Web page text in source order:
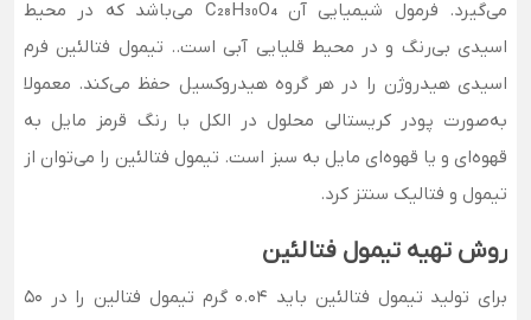
می‌گیرد. فرمول شیمیایی آن C₂₈H₃₀O₄ می‌باشد که در محیط
اسیدی بی‌رنگ و در محیط قلیایی آبی است.. تیمول فتالئین فرم
اسیدی هیدروژن را در هر گروه هیدروکسیل حفظ می‌کند. معمولا
به‌صورت پودر کریستالی محلول در الکل با رنگ قرمز مایل به
قهوه‌ای و یا قهوه‌ای مایل به سبز است. تیمول فتالئین را می‌توان از
تیمول و فتالیک سنتز کرد.
روش تهیه تیمول فتالئین
برای تولید تیمول فتالئین باید 0.04 گرم تیمول فتالین را در 50